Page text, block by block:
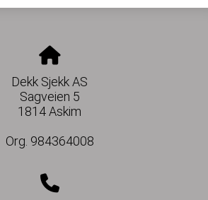
Dekk Sjekk AS
Sagveien 5
1814 Askim
Org. 984364008